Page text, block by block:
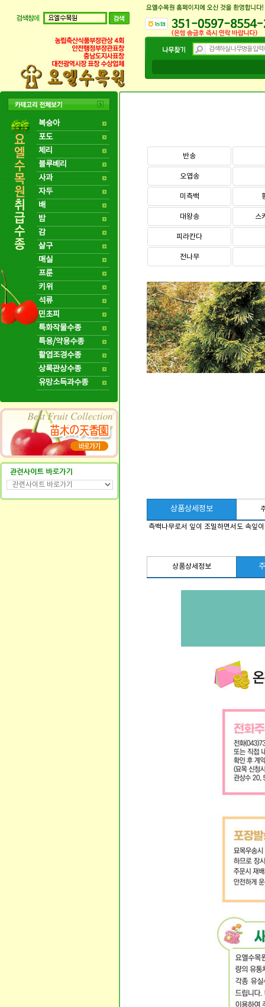
복숭아
포도
체리
블루베리
사과
자두
배
밤
감
살구
매실
프룬
키위
석류
민초피
특화작물수종
특용/약용수종
활엽조경수종
상록관상수종
유망소득과수종
반송
오엽송
미측백
대왕송 스
피라칸다
전나무
상품상세정보
측백나무로서 잎이 조밀하면서도 속잎
상품상세정보